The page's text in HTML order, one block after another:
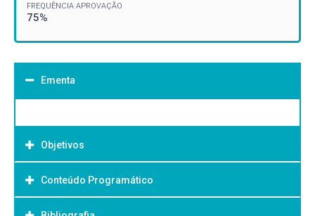
FREQUÊNCIA APROVAÇÃO
75%
Ementa
Objetivos
Objetivo Geral:
Conteúdo Programático